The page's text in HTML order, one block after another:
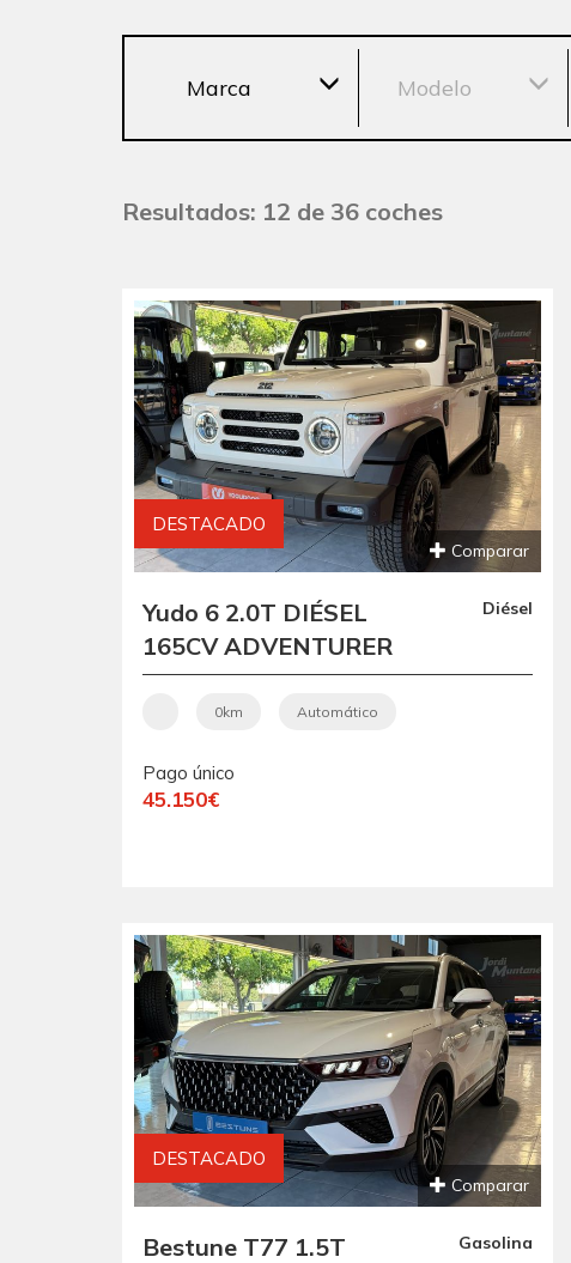
Marca Modelo
Resultados: 12 de 36 coches
DESTACADO
Comparar
Yudo 6 2.0T DIÉSEL
165CV ADVENTURER
VEHÍCULO NUEVO
CON ENTREGA
UNIDADES
Diésel
0km Automático
Pago único
45.150€
DESTACADO
Comparar
Bestune T77 1.5T
Gasolina